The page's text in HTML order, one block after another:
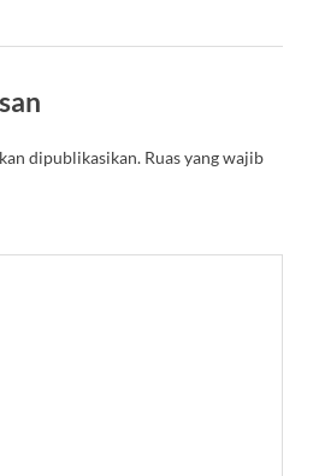
dipublikasikan. Ruas yang wajib